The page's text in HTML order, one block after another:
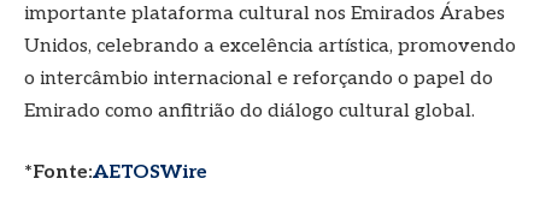
importante plataforma cultural nos Emirados Árabes
Unidos, celebrando a excelência artística, promovendo
o intercâmbio internacional e reforçando o papel do
Emirado como anfitrião do diálogo cultural global.
*Fonte:AETOSWire